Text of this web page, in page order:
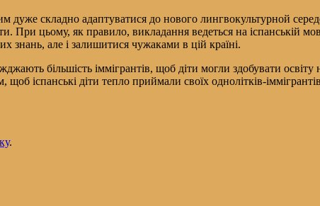
дуже складно адаптуватися до нового лингвокультурной
При цьому, як правило, викладання ведеться на іспанській
але і залишитися чужаками в цій країні.
більшість іммігрантів, щоб діти могли здобувати освіту
іспанські діти тепло приймали своїх однолітків-
.